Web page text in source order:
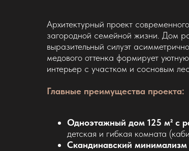
Архитектурный проект
загородной семейной жизни. Дом
выразительный силуэт
медового оттенка формирует
интерьер с участком и сосновым
Главные преимущества проекта:
Одноэтажный дом 125 м² с
детская и гибкая комната
Скандинавский минимализм